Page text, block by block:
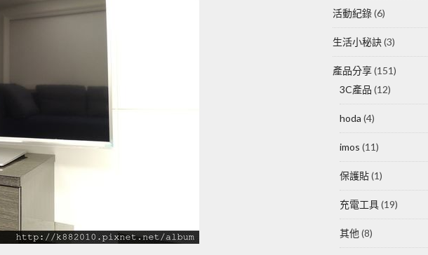
活動紀錄(6)
生活小秘訣(3)
產品分享(151)
3C產品 (12)
hoda (4)
imos (11)
保護貼(1)
充電工具(19)
其他 (8)